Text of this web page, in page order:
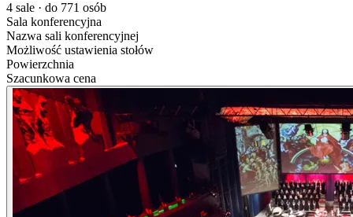
4 sale · do 771 osób
Sala konferencyjna
Nazwa sali konferencyjnej
Możliwość ustawienia stołów
Powierzchnia
Szacunkowa cena